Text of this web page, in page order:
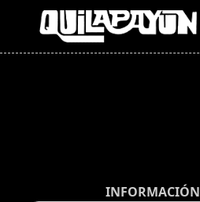
INFORMACIÓN